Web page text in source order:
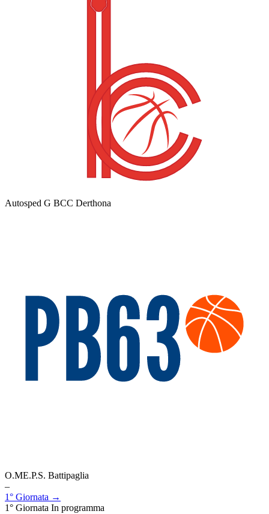
Autosped G BCC Derthona
O.ME.P.S. Battipaglia
–
1° Giornata →
1° Giornata In programma